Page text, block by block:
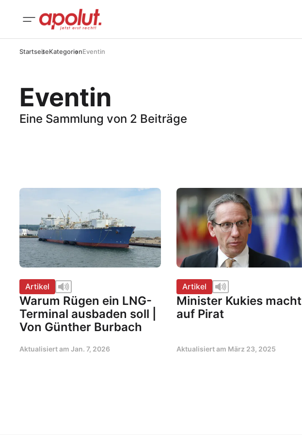
StartseiteKategorienEventin
Eventin
Eine Sammlung von 2 Beiträge
Artikel
Warum Rügen ein LNG-
Terminal ausbaden soll |
Von Günther Burbach
Aktualisiert am Jan. 7, 2026
Artikel
Minister Kukies macht
auf Pirat
Aktualisiert am März 23, 2025